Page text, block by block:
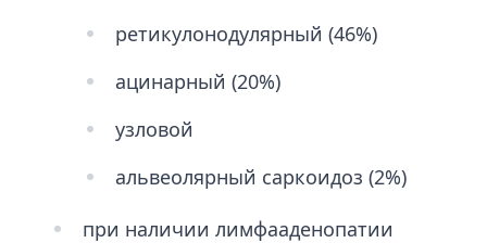
ретикулонодулярный (46%)
ацинарный (20%)
узловой
альвеолярный саркоидоз (2%)
при наличии лимфааденопатии